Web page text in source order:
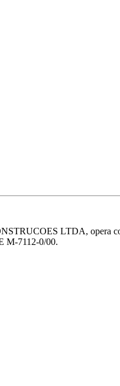
LTDA, opera
M-7112-0/00.